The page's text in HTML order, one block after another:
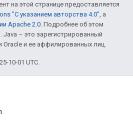
на этой странице предоставляется
"С указанием авторства 4.0", а
Apache 2.0. Подробнее об этом
. Java – это зарегистрированный
Oracle и ее аффилированных лиц.
10-01 UTC.